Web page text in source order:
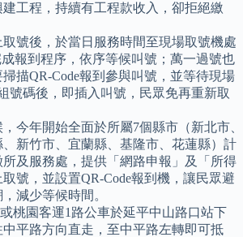
工程，持續有工程款收入，卻拒絕繳
號後，於當日服務時間至現場取號機處
成報到程序，依序等候叫號；萬一過號也
描QR-Code報到參與叫號，並等待現場
號碼後，即插入叫號，民眾免再重新取
今年開始全面於所屬7個縣市（新北市、
新竹市、宜蘭縣、基隆市、花蓮縣）計
所及服務處，提供「網路申報」及「所得
號，並設置QR-Code報到機，讓民眾避
減少等候時間。
桃園客運1路公車於延平中山路口站下
平路方向直走，至中平路左轉即可抵